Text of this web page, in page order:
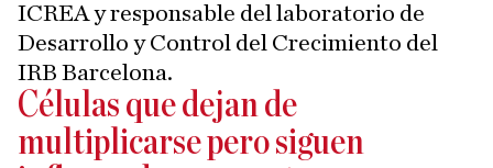
ICREA y responsable del laboratorio de
Desarrollo y Control del Crecimiento del
IRB Barcelona.
Células que dejan de
multiplicarse pero siguen